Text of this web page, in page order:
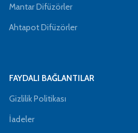
Mantar Difüzörler
Ahtapot Difüzörler
FAYDALI BAĞLANTILAR
Gizlilik Politikası
İadeler